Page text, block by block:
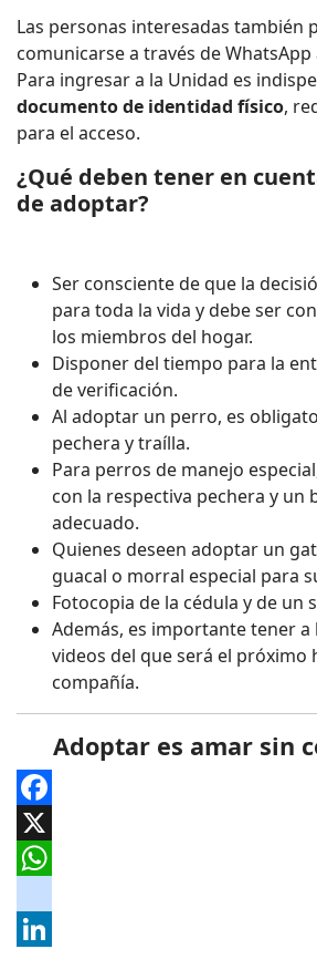
Las personas interesadas también
comunicarse a través de WhatsApp
Para ingresar a la Unidad es
documento de identidad físico,
para el acceso.
¿Qué deben tener en
de adoptar?
Ser consciente de que la
para toda la vida y debe ser
los miembros del hogar.
Disponer del tiempo para la
de verificación.
Al adoptar un perro, es
pechera y traílla.
Para perros de manejo
con la respectiva pechera y un
adecuado.
Quienes deseen adoptar un
guacal o morral especial para
Fotocopia de la cédula y de un
Además, es importante tener
videos del que será el próximo
compañía.
Adoptar es amar sin
Facebook
X
instagram